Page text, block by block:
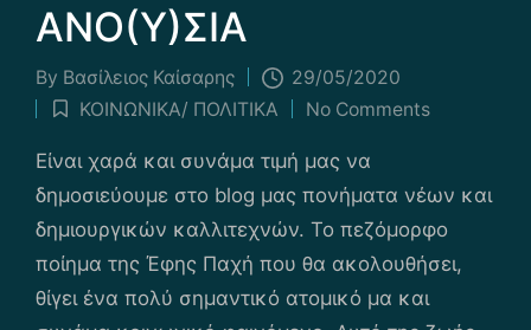
ΑΝΟ(Υ)ΣΙΑ
Posted
by
By Βασίλειος Καίσαρης 29/05/2020
Posted
in
ΚΟΙΝΩΝΙΚΑ/ ΠΟΛΙΤΙΚΑ No Comments
Είναι χαρά και συνάμα τιμή μας να
δημοσιεύουμε στο blog μας πονήματα νέων και
δημιουργικών καλλιτεχνών. Το πεζόμορφο
ποίημα της Έφης Παχή που θα ακολουθήσει,
θίγει ένα πολύ σημαντικό ατομικό μα και